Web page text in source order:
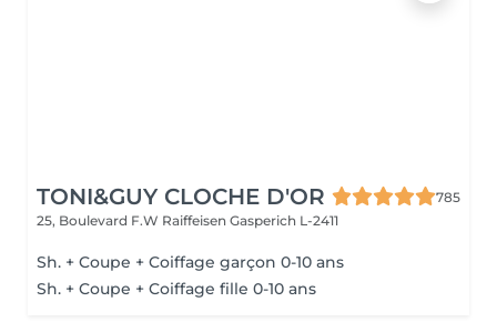
TONI&GUY CLOCHE D'OR
785
25, Boulevard F.W Raiffeisen Gasperich L-2411
Sh. + Coupe + Coiffage garçon 0-10 ans
Sh. + Coupe + Coiffage fille 0-10 ans